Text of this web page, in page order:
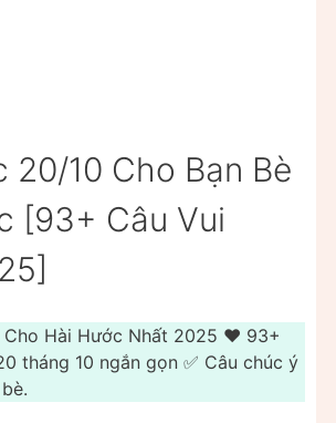
20/10 Cho Bạn Bè
[93+ Câu Vui
Cho Hài Hước Nhất 2025 ❤️ 93+
tháng 10 ngắn gọn ✅ Câu chúc ý